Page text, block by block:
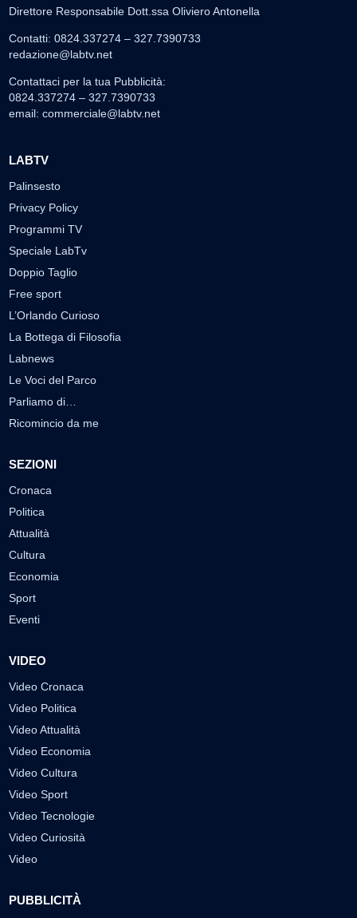
Direttore Responsabile Dott.ssa Oliviero Antonella
Contatti: 0824.337274 – 327.7390733
redazione@labtv.net
Contattaci per la tua Pubblicità:
0824.337274 – 327.7390733
email: commerciale@labtv.net
LABTV
Palinsesto
Privacy Policy
Programmi TV
Speciale LabTv
Doppio Taglio
Free sport
L’Orlando Curioso
La Bottega di Filosofia
Labnews
Le Voci del Parco
Parliamo di…
Ricomincio da me
SEZIONI
Cronaca
Politica
Attualità
Cultura
Economia
Sport
Eventi
VIDEO
Video Cronaca
Video Politica
Video Attualità
Video Economia
Video Cultura
Video Sport
Video Tecnologie
Video Curiosità
Video
PUBBLICITÀ